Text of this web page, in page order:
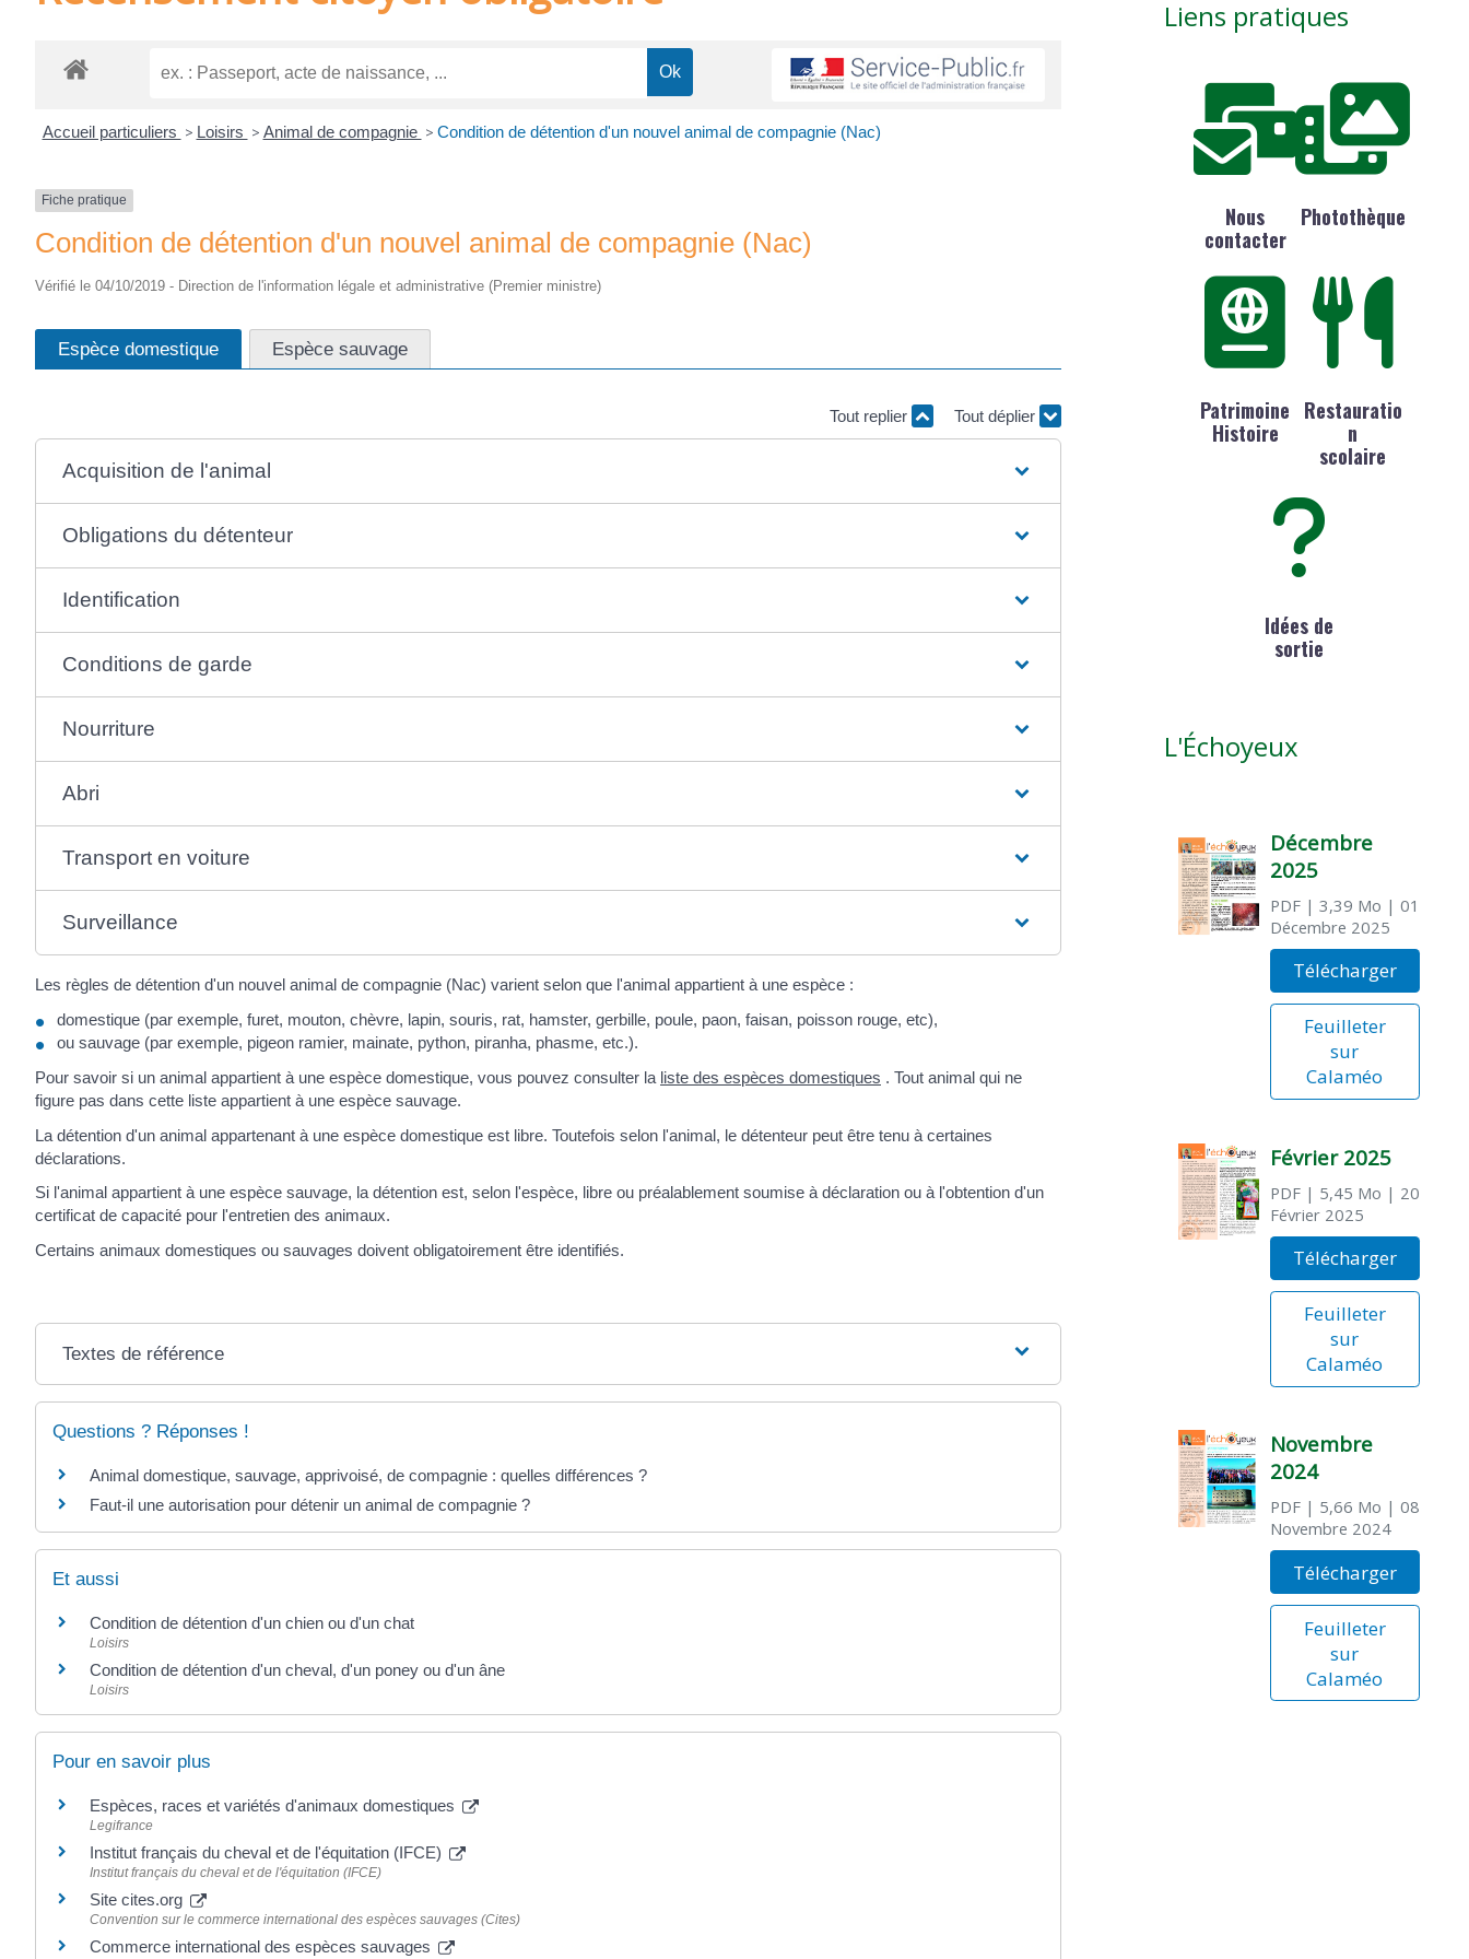
Accueil particuliers > Loisirs > Animal de compagnie > Condition de détention d'un nouvel animal de compagnie (Nac)
Fiche pratique
Condition de détention d'un nouvel animal de compagnie (Nac)
Vérifié le 04/10/2019 - Direction de l'information légale et administrative (Premier ministre)
Espèce domestique Espèce sauvage
Tout replier Tout déplier
Acquisition de l'animal
Obligations du détenteur
Identification
Conditions de garde
Nourriture
Abri
Transport en voiture
Surveillance
Les règles de détention d'un nouvel animal de compagnie (Nac) varient selon que l'animal appartient à une espèce :
domestique (par exemple, furet, mouton, chèvre, lapin, souris, rat, hamster, gerbille, poule, paon, faisan, poisson rouge, etc),
ou sauvage (par exemple, pigeon ramier, mainate, python, piranha, phasme, etc.).
Pour savoir si un animal appartient à une espèce domestique, vous pouvez consulter la liste des espèces domestiques . Tout animal qui ne
figure pas dans cette liste appartient à une espèce sauvage.
La détention d'un animal appartenant à une espèce domestique est libre. Toutefois selon l'animal, le détenteur peut être tenu à certaines
déclarations.
Si l'animal appartient à une espèce sauvage, la détention est, selon l'espèce, libre ou préalablement soumise à déclaration ou à l'obtention d'un
certificat de capacité pour l'entretien des animaux.
Certains animaux domestiques ou sauvages doivent obligatoirement être identifiés.
Textes de référence
Questions ? Réponses !
Animal domestique, sauvage, apprivoisé, de compagnie : quelles différences ?
Faut-il une autorisation pour détenir un animal de compagnie ?
Et aussi
Condition de détention d'un chien ou d'un chat
Loisirs
Condition de détention d'un cheval, d'un poney ou d'un âne
Loisirs
Pour en savoir plus
Espèces, races et variétés d'animaux domestiques
Legifrance
Institut français du cheval et de l'équitation (IFCE)
Institut français du cheval et de l'équitation (IFCE)
Site cites.org
Convention sur le commerce international des espèces sauvages (Cites)
Commerce international des espèces sauvages
Liens pratiques
Nous
contacter
Photothèque
Patrimoine
Histoire
Restauratio
n
scolaire
Idées de
sortie
L'Échoyeux
Décembre
2025
PDF| 3,39 Mo | 01
Décembre 2025
Télécharger
Feuilleter
sur
Calaméo
Février 2025
PDF| 5,45 Mo | 20
Février 2025
Télécharger
Feuilleter
sur
Calaméo
Novembre
2024
PDF| 5,66 Mo | 08
Novembre 2024
Télécharger
Feuilleter
sur
Calaméo